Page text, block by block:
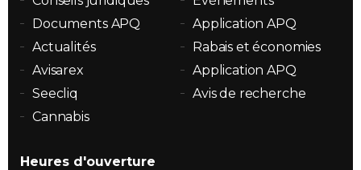
Documents APQ
Application APQ
Actualités
Rabais et économies
Avisarex
Application APQ
Seecliq
Avis de recherche
Cannabis
Heures d'ouverture